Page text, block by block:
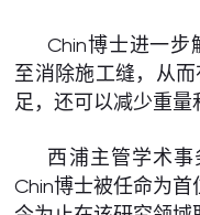
Chin博士进一步
至消除施工缝，从
足，还可以减少重量
西浦主管学术
Chin博士被任命为首